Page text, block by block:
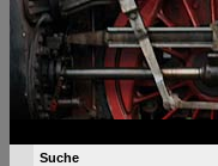
Suche